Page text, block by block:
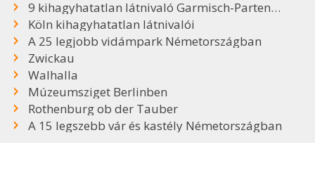
9 kihagyhatatlan látnivaló Garmisch-Partenkirchenben
Köln kihagyhatatlan látnivalói
A 25 legjobb vidámpark Németországban
Zwickau
Walhalla
Múzeumsziget Berlinben
Rothenburg ob der Tauber
A 15 legszebb vár és kastély Németországban